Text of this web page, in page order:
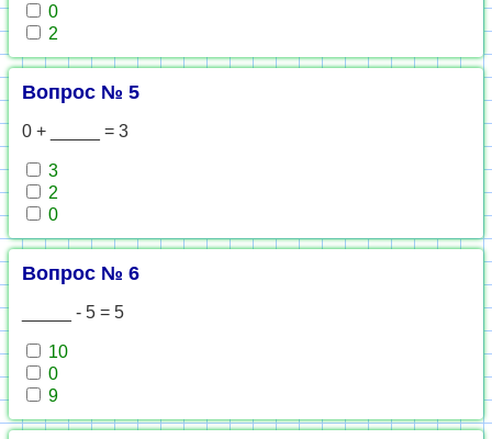
0
2
Вопрос № 5
0 + _____ = 3
3
2
0
Вопрос № 6
_____ - 5 = 5
10
0
9